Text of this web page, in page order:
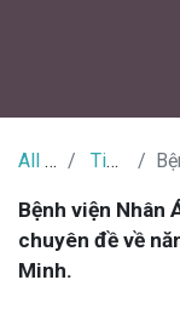
All Tin Tức Tin bệnh viện Bệnh
Bệnh viện Nhân
chuyên đề về
Minh.